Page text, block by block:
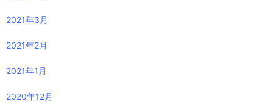
2021年3月
2021年2月
2021年1月
2020年12月